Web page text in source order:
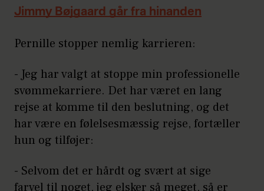
Jimmy Bøjgaard går fra hinanden
Pernille stopper nemlig karrieren:
- Jeg har valgt at stoppe min professionelle
svømmekarriere. Det har været en lang
rejse at komme til den beslutning, og det
har være en følelsesmæssig rejse, fortæller
hun og tilføjer:
- Selvom det er hårdt og svært at sige
farvel til noget, jeg elsker så meget, så er